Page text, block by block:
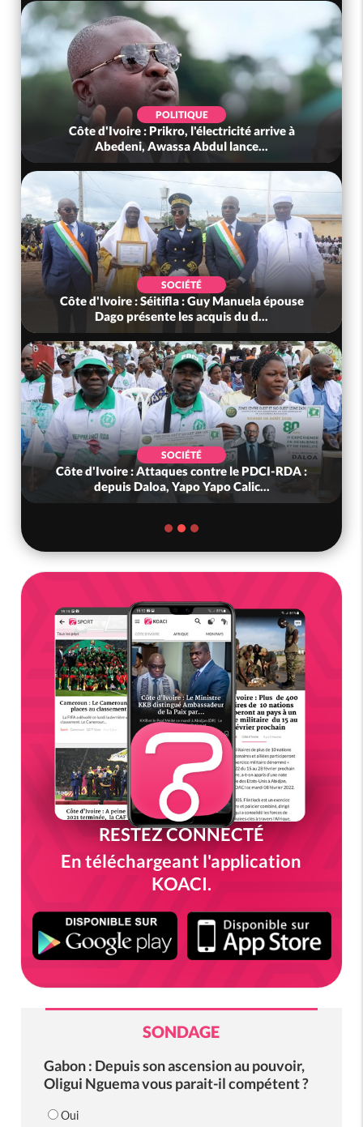
POLITIQUE
Côte d'Ivoire : Prikro, l'électricité arrive à
Abedeni, Awassa Abdul lance...
SOCIÉTÉ
Côte d'Ivoire : Séitifla : Guy Manuela épouse
Dago présente les acquis du d...
SOCIÉTÉ
Côte d'Ivoire : Attaques contre le PDCI-RDA :
depuis Daloa, Yapo Yapo Calic...
RESTEZ CONNECTÉ
En téléchargeant l'application
KOACI.
SONDAGE
Gabon : Depuis son ascension au pouvoir,
Oligui Nguema vous parait-il compétent ?
Oui